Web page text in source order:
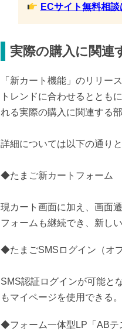
ECサイト無料相
実際の購入に関連
「新カート機能」のリリー
トレンドに合わせるととも
れる実際の購入に関連する
詳細については以下の通りと
◆たまご新カートフォーム
現カート画面に加え、画面
フォームも継続でき、新し
◆たまごSMSログイン（オ
SMS認証ログインが可能と
もマイページを使用できる。
◆フォーム一体型LP「ABテ